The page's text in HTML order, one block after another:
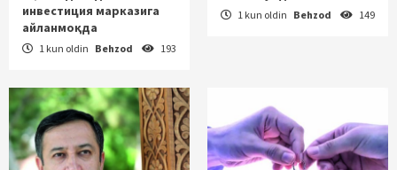
инвестиция марказига
айланмоқда
1 kun oldin Behzod 193
1 kun oldin Behzod 149